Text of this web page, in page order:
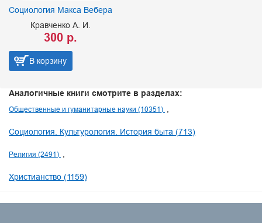
Социология Макса Вебера
Кравченко А. И.
300 р.
В корзину
Аналогичные книги смотрите в разделах:
Общественные и гуманитарные науки (10351)
Социология. Культурология. История быта (713)
Религия (2491)
Христианство (1159)